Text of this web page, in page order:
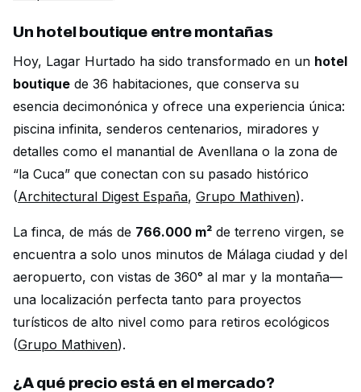
Un hotel boutique entre montañas
Hoy, Lagar Hurtado ha sido transformado en un hotel
boutique de 36 habitaciones, que conserva su
esencia decimonónica y ofrece una experiencia única:
piscina infinita, senderos centenarios, miradores y
detalles como el manantial de Avenllana o la zona de
“la Cuca” que conectan con su pasado histórico
(Architectural Digest España, Grupo Mathiven).
La finca, de más de 766.000 m² de terreno virgen, se
encuentra a solo unos minutos de Málaga ciudad y del
aeropuerto, con vistas de 360° al mar y la montaña—
una localización perfecta tanto para proyectos
turísticos de alto nivel como para retiros ecológicos
(Grupo Mathiven).
¿A qué precio está en el mercado?